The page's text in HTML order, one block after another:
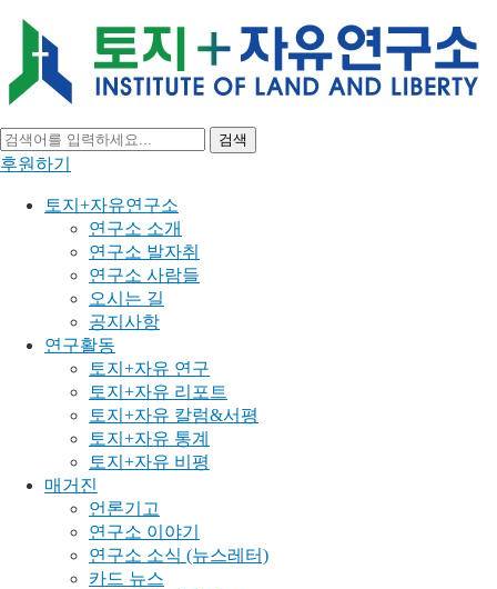
검색
후원하기
토지+자유연구소
연구소 소개
연구소 발자취
연구소 사람들
오시는 길
공지사항
연구활동
토지+자유 연구
토지+자유 리포트
토지+자유 칼럼&서평
토지+자유 통계
토지+자유 비평
매거진
언론기고
연구소 이야기
연구소 소식 (뉴스레터)
카드 뉴스